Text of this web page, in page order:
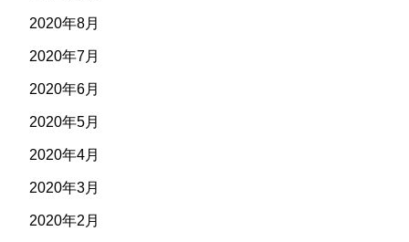
2020年8月
2020年7月
2020年6月
2020年5月
2020年4月
2020年3月
2020年2月